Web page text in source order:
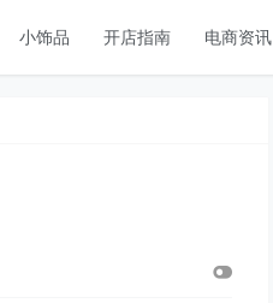
小饰品 开店指南 电商资讯